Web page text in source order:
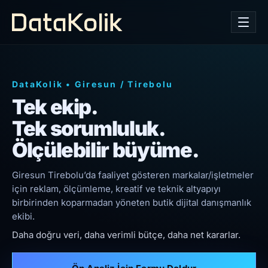
DataKolik • Giresun /Tirebolu
Tek ekip.
Tek sorumluluk.
Ölçülebilir büyüme.
Giresun Tirebolu’da faaliyet gösteren markalar/işletmeler
için reklam, ölçümleme, kreatif ve teknik altyapıyı
birbirinden koparmadan yöneten butik dijital danışmanlık
ekibi.
Daha doğru veri, daha verimli bütçe, daha net kararlar.